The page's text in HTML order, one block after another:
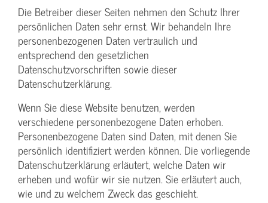
Die Betreiber dieser Seiten nehmen den Schutz Ihrer
persönlichen Daten sehr ernst. Wir behandeln Ihre
personenbezogenen Daten vertraulich und
entsprechend den gesetzlichen
Datenschutzvorschriften sowie dieser
Datenschutzerklärung.
Wenn Sie diese Website benutzen, werden
verschiedene personenbezogene Daten erhoben.
Personenbezogene Daten sind Daten, mit denen Sie
persönlich identifiziert werden können. Die vorliegende
Datenschutzerklärung erläutert, welche Daten wir
erheben und wofür wir sie nutzen. Sie erläutert auch,
wie und zu welchem Zweck das geschieht.